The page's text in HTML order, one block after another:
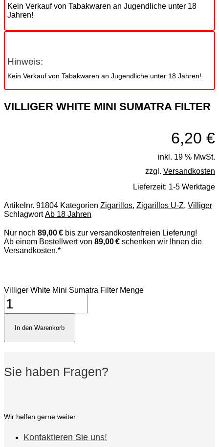
Kein Verkauf von Tabakwaren an Jugendliche unter 18
Jahren!
Hinweis:
Kein Verkauf von Tabakwaren an Jugendliche unter 18 Jahren!
VILLIGER WHITE MINI SUMATRA FILTER
6,20 €
inkl. 19 % MwSt.
zzgl. Versandkosten
Lieferzeit: 1-5 Werktage
Artikelnr. 91804 Kategorien Zigarillos, Zigarillos U-Z, Villiger
Schlagwort Ab 18 Jahren
Nur noch 89,00 € bis zur versandkostenfreien Lieferung!
Ab einem Bestellwert von 89,00 € schenken wir Ihnen die
Versandkosten.*
Villiger White Mini Sumatra Filter Menge
In den Warenkorb
Sie haben Fragen?
Wir helfen gerne weiter
Kontaktieren Sie uns!